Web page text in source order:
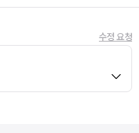
수정 요청